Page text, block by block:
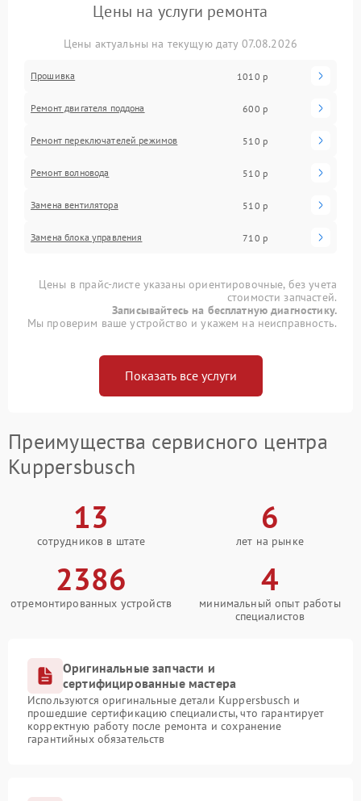
Цены на услуги ремонта
Цены актуальны на текущую дату 07.08.2026
Прошивка 1010 р
Ремонт двигателя поддона 600 р
Ремонт переключателей режимов 510 р
Ремонт волновода 510 р
Замена вентилятора 510 р
Замена блока управления 710 р
Цены в прайс-листе указаны ориентировочные, без учета
стоимости запчастей.
Записывайтесь на бесплатную диагностику.
Мы проверим ваше устройство и укажем на неисправность.
Показать все услуги
Преимущества сервисного центра
Kuppersbusch
13
сотрудников в штате
6
лет на рынке
2386
отремонтированных устройств
4
минимальный опыт работы
специалистов
Оригинальные запчасти и
сертифицированные мастера
Используются оригинальные детали Kuppersbusch и
прошедшие сертификацию специалисты, что гарантирует
корректную работу после ремонта и сохранение
гарантийных обязательств